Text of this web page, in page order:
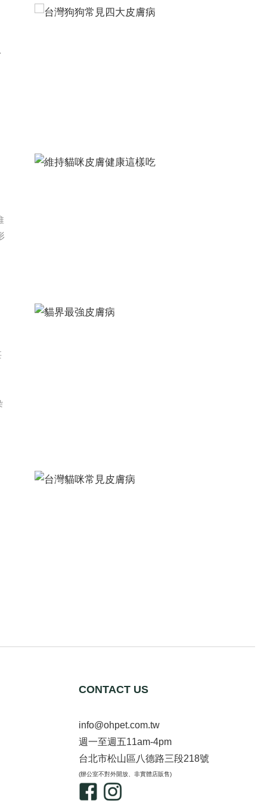
CONTACT US
info@ohpet.com.tw
週一至週五11am-4pm
台北市松山區八德路三段218號
(辦公室不對外開放、非實體店販售)